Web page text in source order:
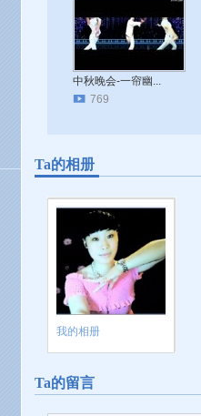
中秋晚会-一帘幽...
769
Ta的相册
我的相册
Ta的留言